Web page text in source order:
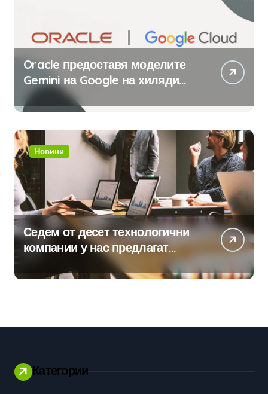
Oracle предоставя моделите
Gemini на Google на хиляди
клиенти на бизнес
приложения
Новини
Седем от десет технологични
компании у нас предлагат
хибридна работа
Категории